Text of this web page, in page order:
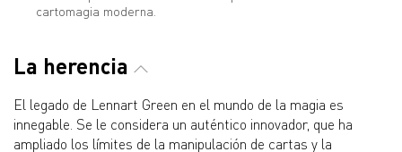
cartomagia moderna.
La herencia
El legado de Lennart Green en el mundo de la magia es
innegable. Se le considera un auténtico innovador, que ha
ampliado los límites de la manipulación de cartas y la